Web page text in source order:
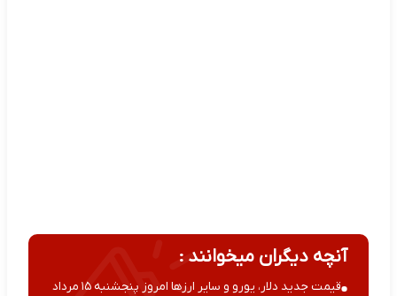
آنچه دیگران میخوانند :
قیمت جدید دلار، یورو و سایر ارزها امروز پنجشنبه ۱۵ مرداد